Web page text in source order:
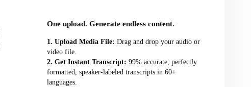
One upload. Generate endless content.
Upload Media File: Drag and drop your audio or
video file.
Get Instant Transcript: 99% accurate, perfectly
formatted, speaker-labeled transcripts in 60+
languages.